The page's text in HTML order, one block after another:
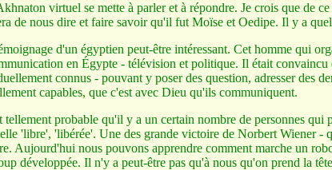
virtuel se mette à parler et à répondre. Je crois que de
de nous dire et faire savoir qu'il fut Moïse et Oedipe. Il y a
d'un égyptien peut-être intéressant. Cet homme qui
en Égypte - télévision et politique. Il était convaincu
connus - pouvant y poser des question, adresser des
capables, que c'est avec Dieu qu'ils communiquent.
tellement probable qu'il y a un certain nombre de personnes
'libre', 'libérée'. Une des grande victoire de Norbert Wiener -
Aujourd'hui nous pouvons apprendre comment marche un
développée. Il n'y a peut-être pas qu'à nous qu'on prend la